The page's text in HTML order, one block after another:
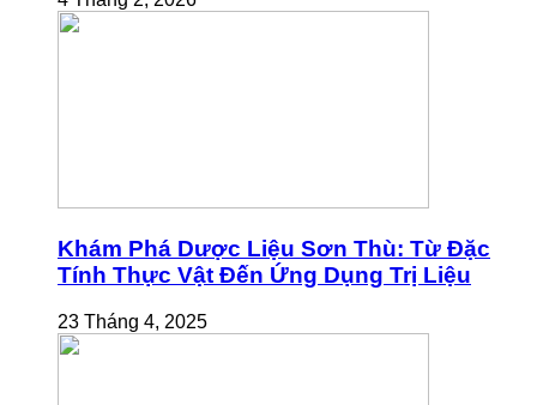
Khám Phá Dược Liệu Sơn Thù: Từ Đặc
Tính Thực Vật Đến Ứng Dụng Trị Liệu
23 Tháng 4, 2025